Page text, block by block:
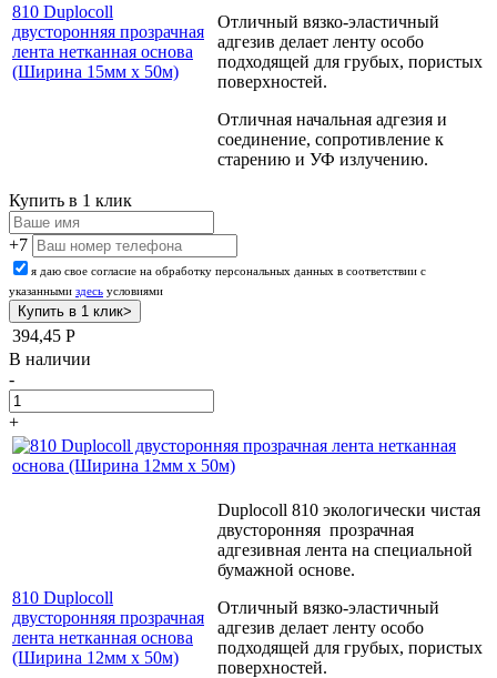
810 Duplocoll
двусторонняя прозрачная
лента нетканная основа
(Ширина 15мм х 50м)
Отличный вязко-эластичный
адгезив делает ленту особо
подходящей для грубых, пористых
поверхностей.
Отличная начальная адгезия и
соединение, сопротивление к
старению и УФ излучению.
Купить в 1 клик
+7
я даю свое согласие на обработку персональных данных в соответствии с
указанными здесь условиями
394,45 Р
В наличии
-
+
810 Duplocoll
двусторонняя прозрачная
лента нетканная основа
(Ширина 12мм х 50м)
Duplocoll 810 экологически чистая
двусторонняя прозрачная
адгезивная лента на специальной
бумажной основе.
Отличный вязко-эластичный
адгезив делает ленту особо
подходящей для грубых, пористых
поверхностей.